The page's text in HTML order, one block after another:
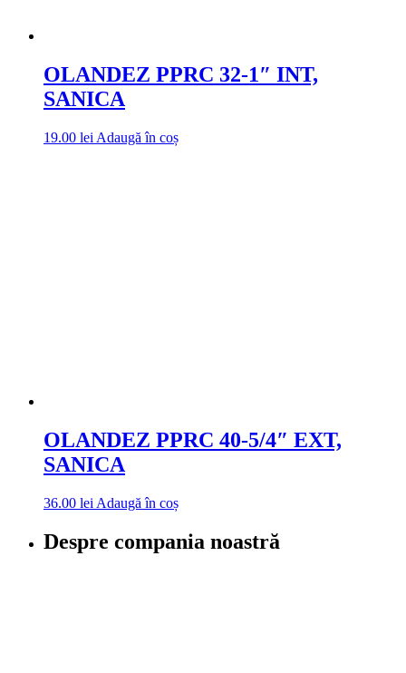
OLANDEZ PPRC 32-1″ INT,
SANICA
19.00 lei Adaugă în coș
OLANDEZ PPRC 40-5/4″ EXT,
SANICA
36.00 lei Adaugă în coș
Despre compania noastră